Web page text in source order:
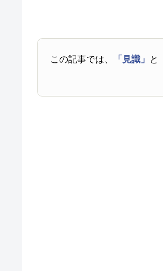
この記事では、 「見識」 と